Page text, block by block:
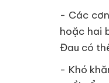
- Các
hoặc hai
Đau có
- Khó